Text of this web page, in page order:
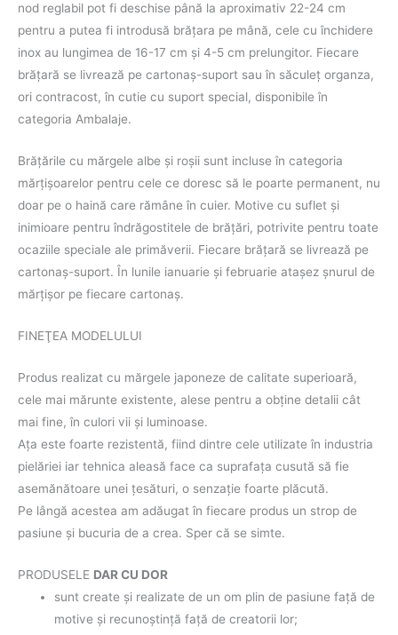
nod reglabil pot fi deschise până la aproximativ 22-24 cm
pentru a putea fi introdusă brăţara pe mână, cele cu închidere
inox au lungimea de 16-17 cm și 4-5 cm prelungitor. Fiecare
brăţară se livrează pe cartonaş-suport sau în săculeţ organza,
ori contracost, în cutie cu suport special, disponibile în
categoria Ambalaje.
Brăţările cu mărgele albe şi roşii sunt incluse în categoria
mărţişoarelor pentru cele ce doresc să le poarte permanent, nu
doar pe o haină care rămâne în cuier. Motive cu suflet şi
inimioare pentru îndrăgostitele de brăţări, potrivite pentru toate
ocaziile speciale ale primăverii. Fiecare brăţară se livrează pe
cartonaş-suport. În lunile ianuarie şi februarie ataşez şnurul de
mărţişor pe fiecare cartonaş.
FINEŢEA MODELULUI
Produs realizat cu mărgele japoneze de calitate superioară,
cele mai mărunte existente, alese pentru a obţine detalii cât
mai fine, în culori vii şi luminoase.
Aţa este foarte rezistentă, fiind dintre cele utilizate în industria
pielăriei iar tehnica aleasă face ca suprafaţa cusută să fie
asemănătoare unei ţesături, o senzaţie foarte plăcută.
Pe lângă acestea am adăugat în fiecare produs un strop de
pasiune şi bucuria de a crea. Sper că se simte.
PRODUSELE DAR CU DOR
sunt create şi realizate de un om plin de pasiune faţă de
motive şi recunoştinţă faţă de creatorii lor;